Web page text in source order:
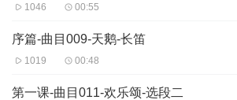
1046 00:55
序篇-曲目009-天鹅-长笛
1019 00:48
第一课-曲目011-欢乐颂-选段二